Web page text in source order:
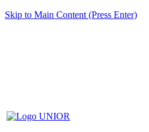
Skip to Main Content (Press Enter)